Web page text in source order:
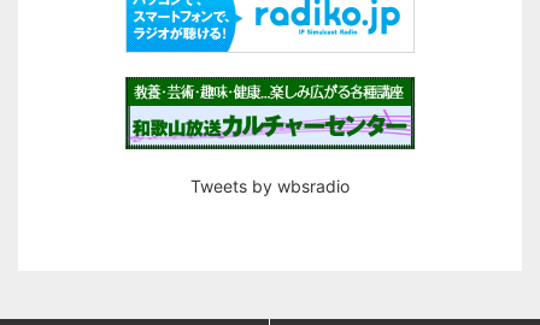
Tweets by wbsradio